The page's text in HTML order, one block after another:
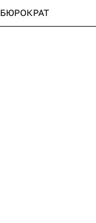
БЮРОКРАТ